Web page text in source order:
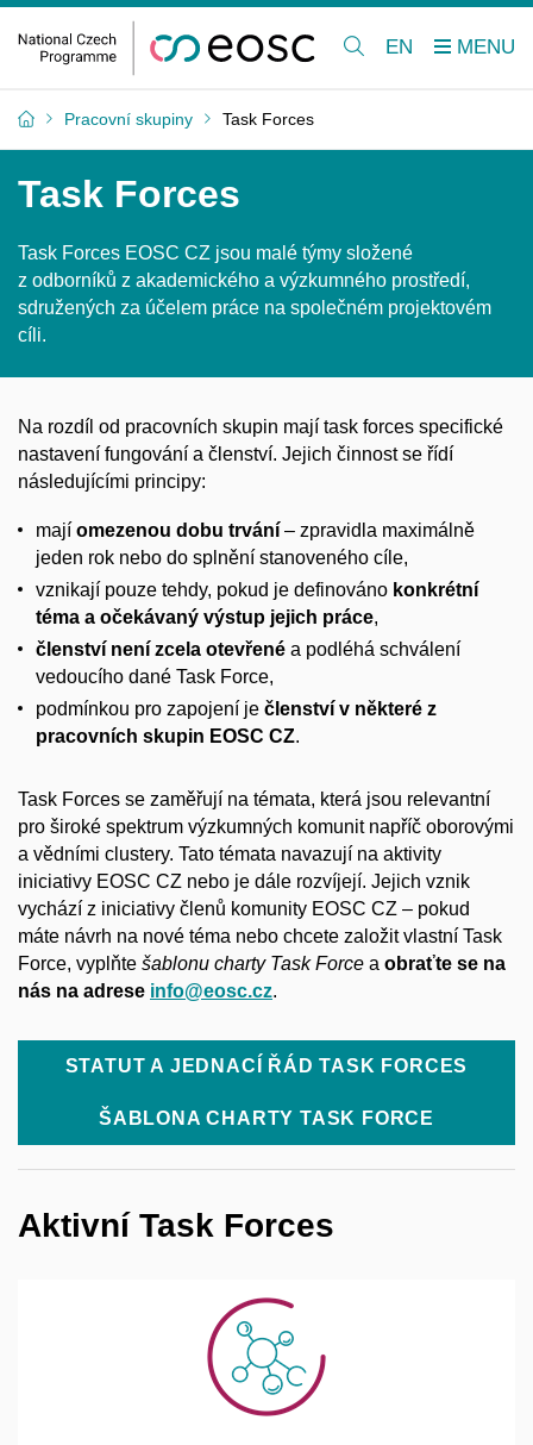
EN
Pracovní skupiny Task Forces
Task Forces
Task Forces EOSC CZ jsou malé týmy složené
z odborníků z akademického a výzkumného prostředí,
sdružených za účelem práce na společném projektovém
cíli.
Na rozdíl od pracovních skupin mají task forces specifické
nastavení fungování a členství. Jejich činnost se řídí
následujícími principy:
mají omezenou dobu trvání – zpravidla maximálně
jeden rok nebo do splnění stanoveného cíle,
vznikají pouze tehdy, pokud je definováno konkrétní
téma a očekávaný výstup jejich práce,
členství není zcela otevřené a podléhá schválení
vedoucího dané Task Force,
podmínkou pro zapojení je členství v některé z
pracovních skupin EOSC CZ.
Task Forces se zaměřují na témata, která jsou relevantní
pro široké spektrum výzkumných komunit napříč oborovými
a vědními clustery. Tato témata navazují na aktivity
iniciativy EOSC CZ nebo je dále rozvíjejí. Jejich vznik
vychází z iniciativy členů komunity EOSC CZ – pokud
máte návrh na nové téma nebo chcete založit vlastní Task
Force, vyplňte šablonu charty Task Force a obraťte se na
nás na adrese info@eosc.cz.
STATUT A JEDNACÍ ŘÁD TASK FORCES
ŠABLONA CHARTY TASK FORCE
Aktivní Task Forces